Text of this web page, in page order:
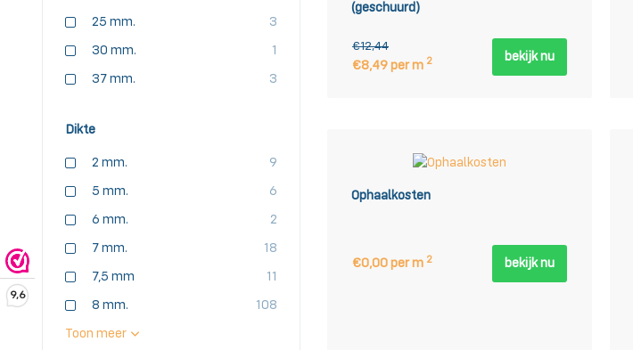
9,6
25 mm. 3
30 mm. 1
37 mm. 3
Dikte
2 mm. 9
5 mm. 6
6 mm. 2
7 mm. 18
7,5 mm 11
8 mm. 108
Toon meer
(geschuurd)
€12,44
€8,49 per m 2 bekijk nu
Ophaalkosten
€0,00 per m 2 bekijk nu